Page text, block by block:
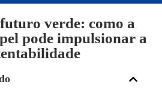
verde: como a
pode impulsionar a